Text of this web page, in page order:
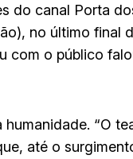
do canal Porta
no último final
com o público
“O
até o